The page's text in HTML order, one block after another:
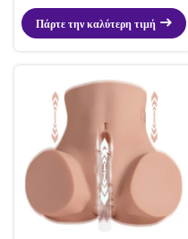
Πάρτε την καλύτερη τιμή